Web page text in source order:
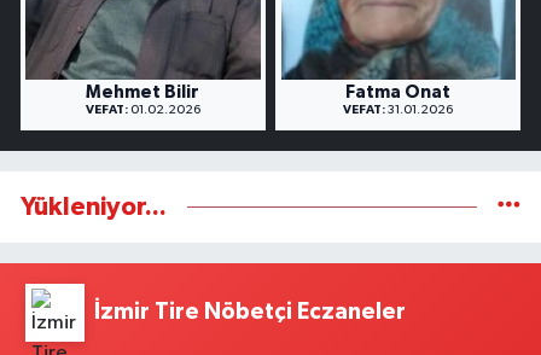
Mehmet Bilir
VEFAT:01.02.2026
Fatma Onat
VEFAT: 31.01.2026
Yükleniyor...
İzmir Tire Nöbetçi Eczaneler